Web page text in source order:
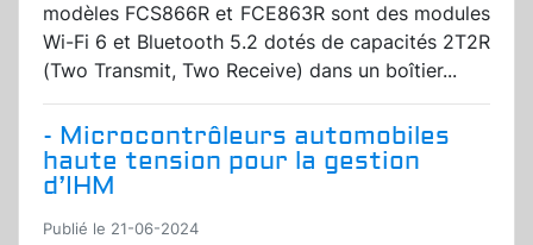
modèles FCS866R et FCE863R sont des modules
Wi-Fi 6 et Bluetooth 5.2 dotés de capacités 2T2R
(Two Transmit, Two Receive) dans un boîtier...
- Microcontrôleurs automobiles
haute tension pour la gestion
d’IHM
Publié le 21-06-2024